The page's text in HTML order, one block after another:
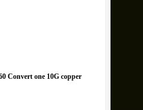
Convert one 10G copper